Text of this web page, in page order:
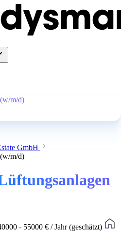
m/d)
GmbH
m/d)
- 55000 € / Jahr (geschätzt)